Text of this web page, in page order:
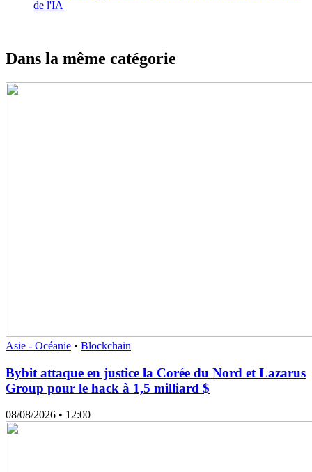
de l'IA
Dans la même catégorie
Asie - Océanie • Blockchain
Bybit attaque en justice la Corée du Nord et Lazarus
Group pour le hack à 1,5 milliard $
08/08/2026 • 12:00